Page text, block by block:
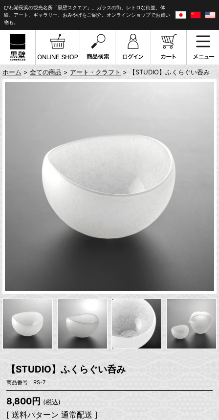
びわ湖長浜の観光名所「黒壁スクエア」。ガラスの街。レトロな街並、体
験、アート、ギャラリー、おみやげをご紹介。オンラインショップでお買い
物も。
ホーム > 全ての商品 > アート・クラフト > 【STUDIO】ふくらぐい呑み
【STUDIO】ふくらぐい呑み
商品番号 RS-7
8,800円 (税込)
[ 送料パターン 通常配送 ]